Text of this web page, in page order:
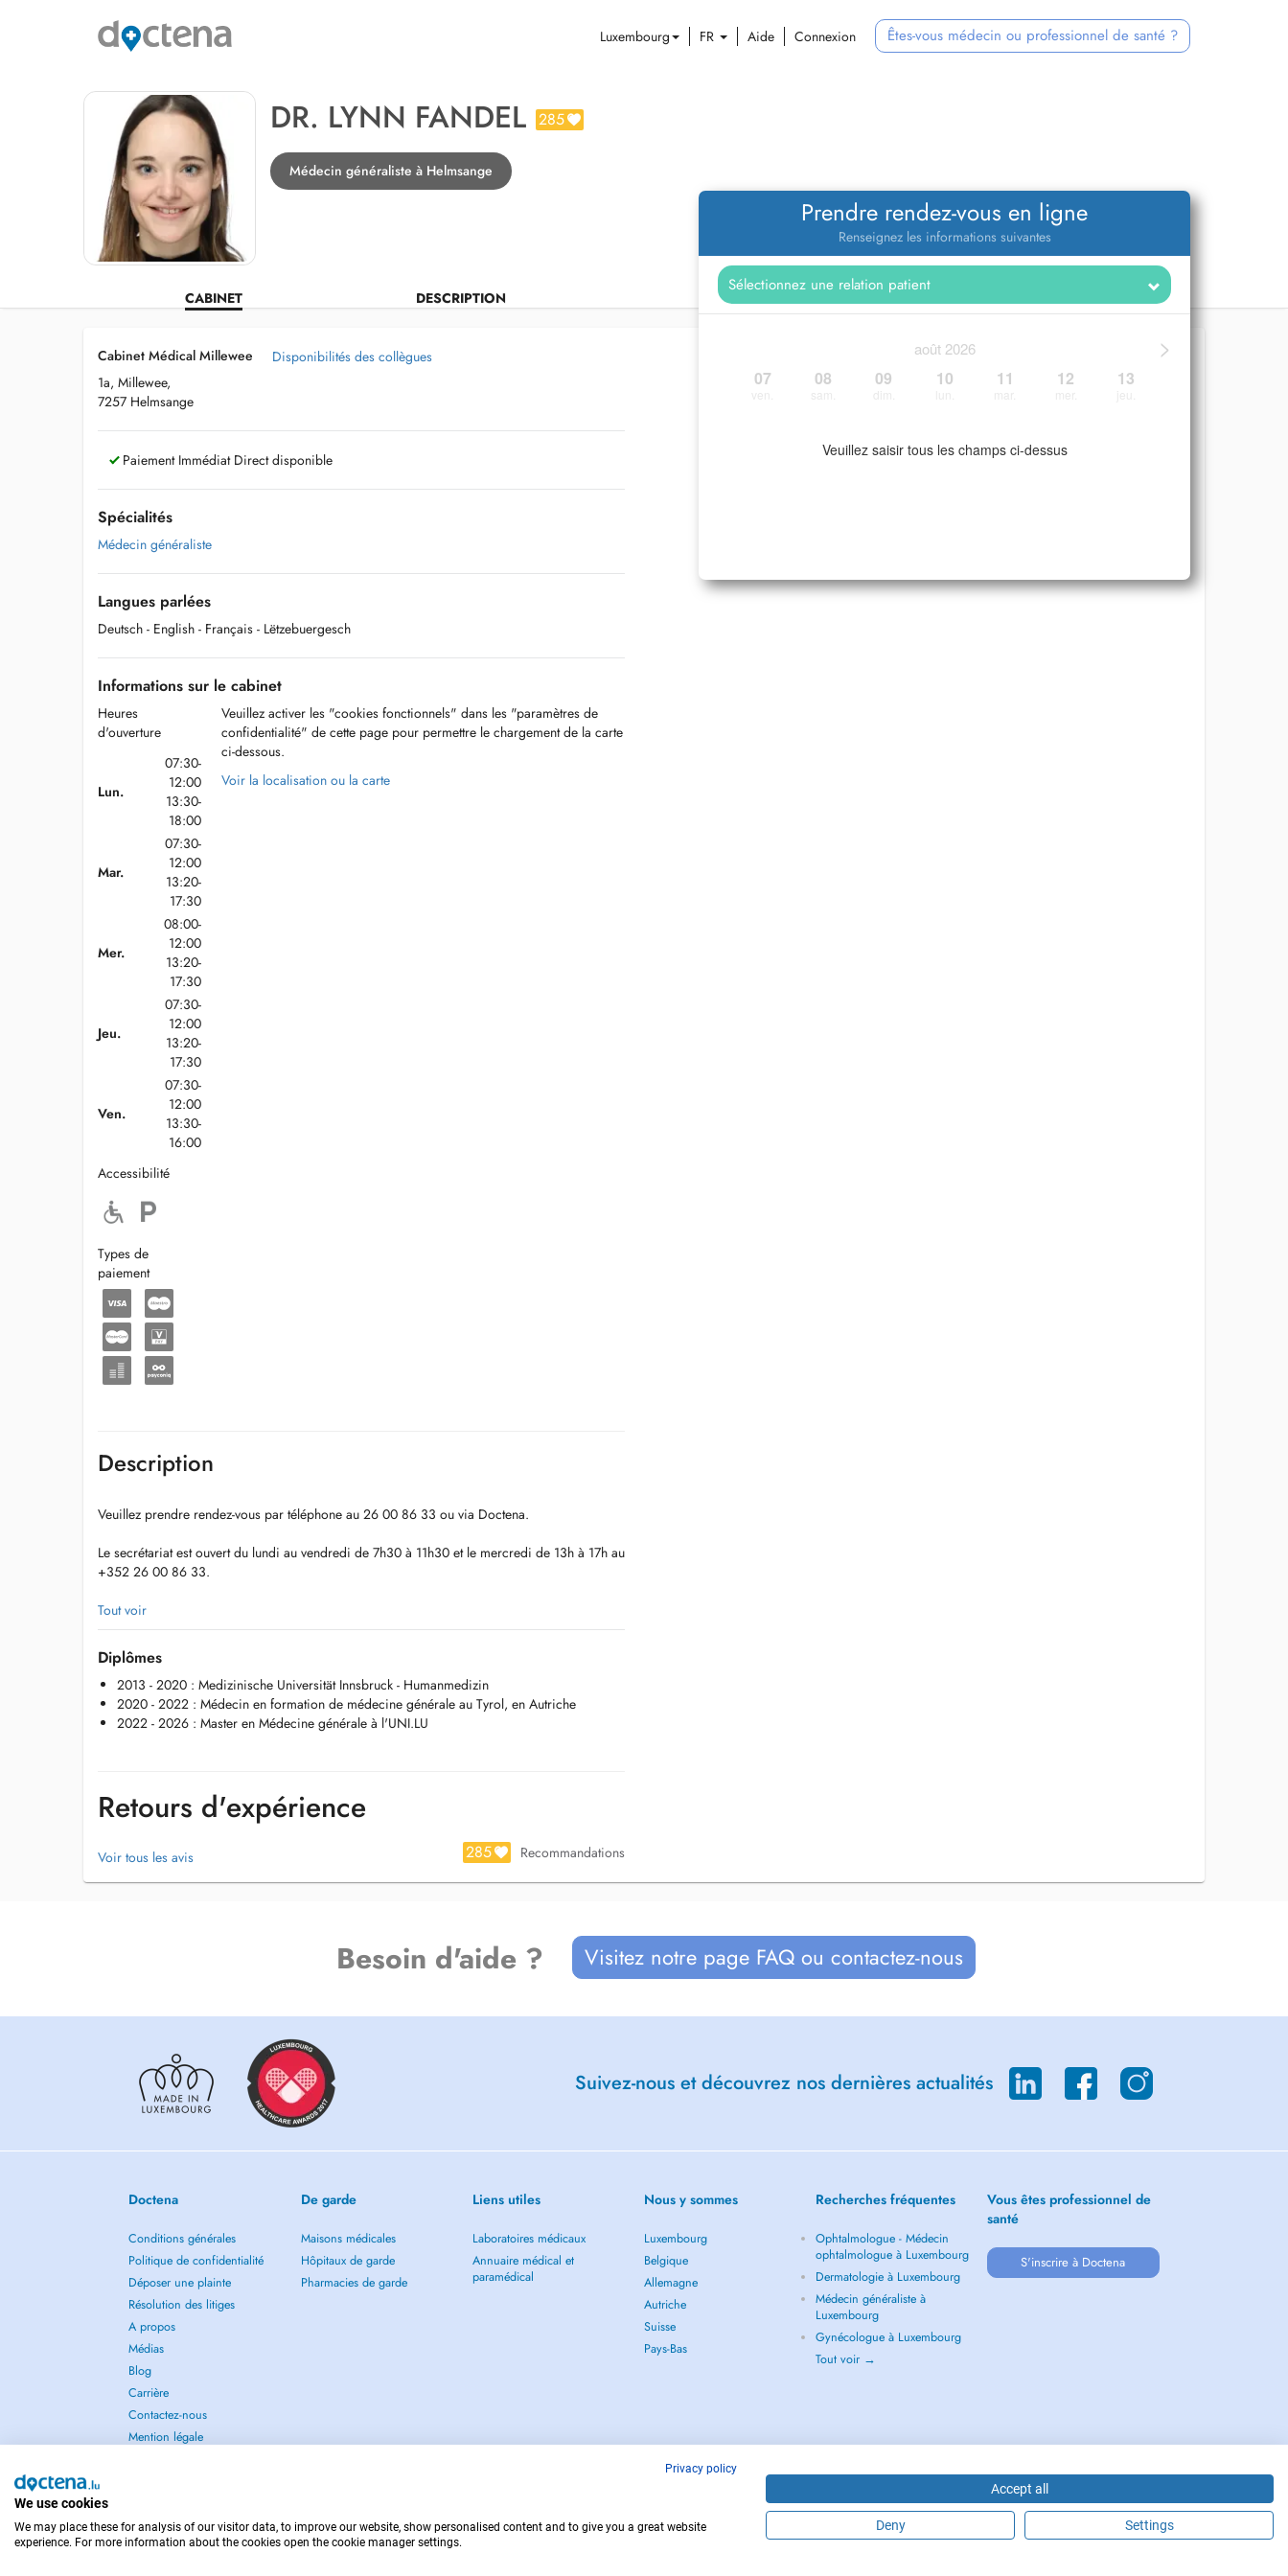
Luxembourg FR Aide Connexion Êtes-vous médecin ou professionnel de santé ?
DR. LYNN FANDEL 285
Médecin généraliste à Helmsange
CABINET DESCRIPTION
Prendre rendez-vous en ligne
Renseignez les informations suivantes
>
août 2026
07 08 09 10 11 12 13
Veuillez saisir tous les champs ci-dessus
Cabinet Médical Millewee
1a, Millewee,
7257 Helmsange
Disponibilités des collègues
Paiement Immédiat Direct disponible
Spécialités
Médecin généraliste
Langues parlées
Deutsch - English - Français - Lëtzebuergesch
Informations sur le cabinet
Heures
d'ouverture
Lun.
07:30-
12:00
13:30-
18:00
Mar.
07:30-
12:00
13:20-
17:30
Mer.
08:00-
12:00
13:20-
17:30
Jeu.
07:30-
12:00
13:20-
17:30
Ven.
07:30-
12:00
13:30-
16:00
Accessibilité
Types de
paiement
Veuillez activer les "cookies fonctionnels" dans les "paramètres de
confidentialité" de cette page pour permettre le chargement de la carte
ci-dessous.
Voir la localisation ou la carte
Description
Veuillez prendre rendez-vous par téléphone au 26 00 86 33 ou via Doctena.
Le secrétariat est ouvert du lundi au vendredi de 7h30 à 11h30 et le mercredi de 13h à 17h au
+352 26 00 86 33.
Toutes les disponibilités ne sont pas en ligne. Chaque jour, des créneaux sont réservés aux
patients habituels en cas d'urgence. Veuillez contacter le secrétariat pour vérifier les
disponibilités.
Prise en charge des ENFANTS MALADES à partir de 2 ans. Suivi à partir de 8 ans.
Tout voir
Diplômes
2013 - 2020 : Medizinische Universität Innsbruck - Humanmedizin
2020 - 2022 : Médecin en formation de médecine générale au Tyrol, en Autriche
2022 - 2026 : Master en Médecine générale à l'UNI.LU
Retours d'expérience
Voir tous les avis 285 Recommandations
Besoin d'aide ? Visitez notre page FAQ ou contactez-nous
Suivez-nous et découvrez nos dernières actualités
Doctena
Conditions générales
Politique de confidentialité
Déposer une plainte
Résolution des litiges
A propos
Médias
Blog
Carrière
Contactez-nous
Mention légale
De garde
Maisons médicales
Hôpitaux de garde
Pharmacies de garde
Liens utiles
Laboratoires médicaux
Annuaire médical et
paramédical
Nous y sommes
Luxembourg
Belgique
Allemagne
Autriche
Suisse
Pays-Bas
Recherches fréquentes
Ophtalmologue - Médecin
ophtalmologue à Luxembourg
Dermatologie à Luxembourg
Médecin généraliste à
Luxembourg
Gynécologue à Luxembourg
Tout voir →
Vous êtes professionnel de
santé
S'inscrire à Doctena
POUR LES URGENCES, CONSULTEZ : 112 Copyright © 2026 - DOCTENA S.A. 42, Rue de la Vallée, L-2661 Luxembourg
Privacy policy
We use cookies
We may place these for analysis of our visitor data, to improve our website, show personalised content and to give you a great website
experience. For more information about the cookies open the cookie manager settings.
Accept all
Deny Settings